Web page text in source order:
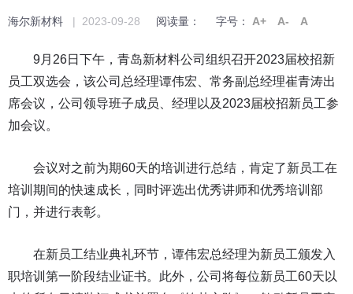
海尔新材料 | 2023-09-28 阅读量： 字号： A+ A- A
9月26日下午，青岛新材料公司组织召开2023届校招新
员工双选会，该公司总经理谭伟宏、常务副总经理崔青涛出
席会议，公司领导班子成员、经理以及2023届校招新员工参
加会议。
会议对之前为期60天的培训进行总结，肯定了新员工在
培训期间的快速成长，同时评选出优秀讲师和优秀培训部
门，并进行表彰。
在新员工结业典礼环节，谭伟宏总经理为新员工颁发入
职培训第一阶段结业证书。此外，公司将每位新员工60天以